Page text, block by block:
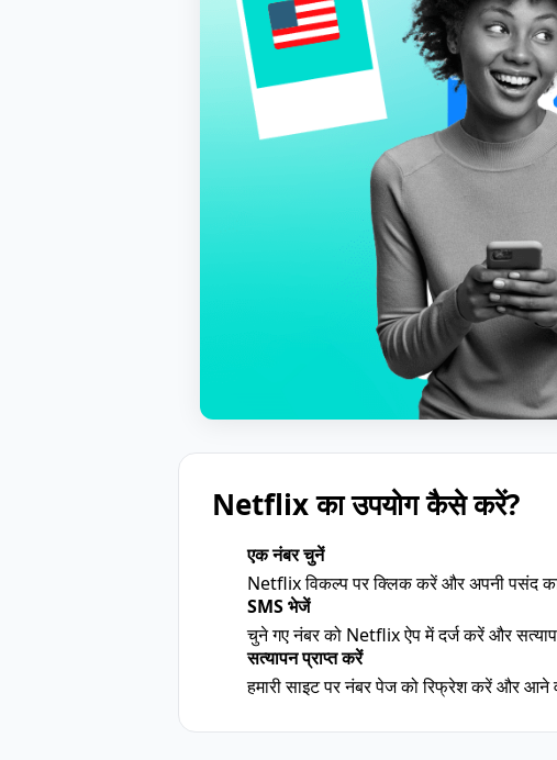
Netflix का उपयोग कैसे करें?
एक नंबर चुनें
Netflix विकल्प पर क्लिक करें और अपनी पसंद
SMS भेजें
चुने गए नंबर को Netflix ऐप में दर्ज करें और
सत्यापन प्राप्त करें
हमारी साइट पर नंबर पेज को रिफ्रेश करें और आने